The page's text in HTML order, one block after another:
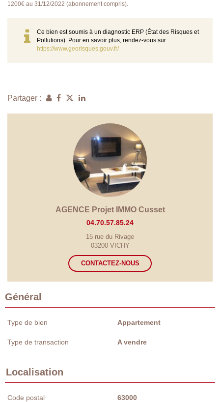
1200€ au 31/12/2022 (abonnement compris).
Ce bien est soumis à un diagnostic ERP (État des Risques et
Pollutions). Pour en savoir plus, rendez-vous sur
https://www.georisques.gouv.fr/
Partager :
AGENCE Projet IMMO Cusset
04.70.57.85.24
15 rue du Rivage
03200 VICHY
CONTACTEZ-NOUS
Général
Type de bien Appartement
Type de transaction A vendre
Localisation
Code postal 63000